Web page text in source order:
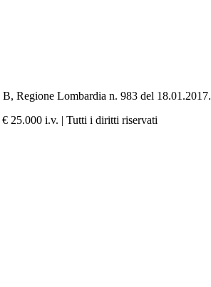
Regione Lombardia n. 983 del 18.01.2017.
25.000 i.v. | Tutti i diritti riservati